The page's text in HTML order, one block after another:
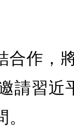
合作，
請習近